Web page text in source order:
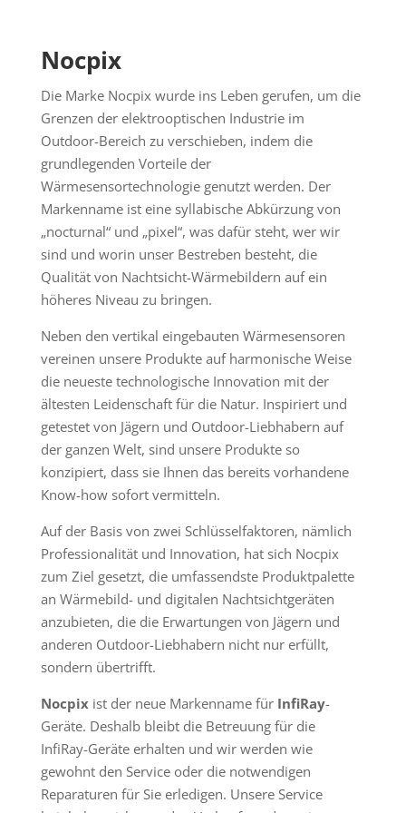
Nocpix
Die Marke Nocpix wurde ins Leben gerufen, um die
Grenzen der elektrooptischen Industrie im
Outdoor-Bereich zu verschieben, indem die
grundlegenden Vorteile der
Wärmesensortechnologie genutzt werden. Der
Markenname ist eine syllabische Abkürzung von
„nocturnal“ und „pixel“, was dafür steht, wer wir
sind und worin unser Bestreben besteht, die
Qualität von Nachtsicht-Wärmebildern auf ein
höheres Niveau zu bringen.
Neben den vertikal eingebauten Wärmesensoren
vereinen unsere Produkte auf harmonische Weise
die neueste technologische Innovation mit der
ältesten Leidenschaft für die Natur. Inspiriert und
getestet von Jägern und Outdoor-Liebhabern auf
der ganzen Welt, sind unsere Produkte so
konzipiert, dass sie Ihnen das bereits vorhandene
Know-how sofort vermitteln.
Auf der Basis von zwei Schlüsselfaktoren, nämlich
Professionalität und Innovation, hat sich Nocpix
zum Ziel gesetzt, die umfassendste Produktpalette
an Wärmebild- und digitalen Nachtsichtgeräten
anzubieten, die die Erwartungen von Jägern und
anderen Outdoor-Liebhabern nicht nur erfüllt,
sondern übertrifft.
Nocpixist der neue Markenname für InfiRay-
Geräte. Deshalb bleibt die Betreuung für die
InfiRay-Geräte erhalten und wir werden wie
gewohnt den Service oder die notwendigen
Reparaturen für Sie erledigen. Unsere Service